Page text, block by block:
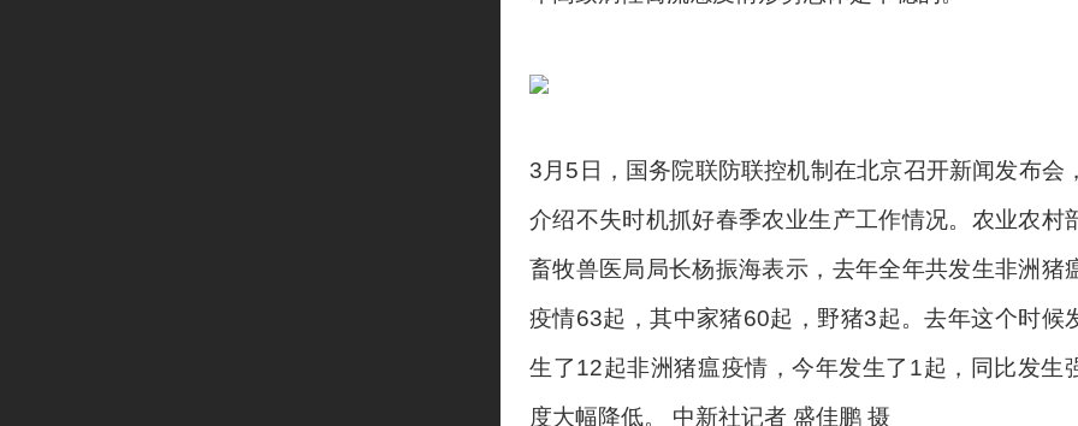
3月5日，国务院联防联控机制在北京召开新闻发布会，
介绍不失时机抓好春季农业生产工作情况。农业农村
畜牧兽医局局长杨振海表示，去年全年共发生非洲猪
疫情63起，其中家猪60起，野猪3起。去年这个时候
生了12起非洲猪瘟疫情，今年发生了1起，同比发生
度大幅降低。 中新社记者 盛佳鹏 摄